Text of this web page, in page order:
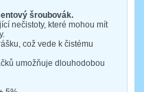
šroubovák.
nečistoty, které mohou mít
což vede k čistému
umožňuje dlouhodobou